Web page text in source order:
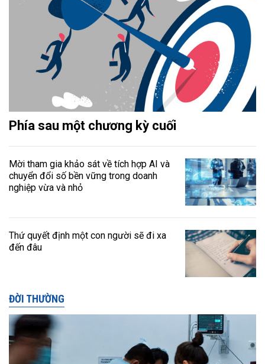
Phía sau một chương kỳ cuối
Mời tham gia khảo sát về tích hợp AI và
chuyển đổi số bền vững trong doanh
nghiệp vừa và nhỏ
Thứ quyết định một con người sẽ đi xa
đến đâu
ĐỜI THƯỜNG